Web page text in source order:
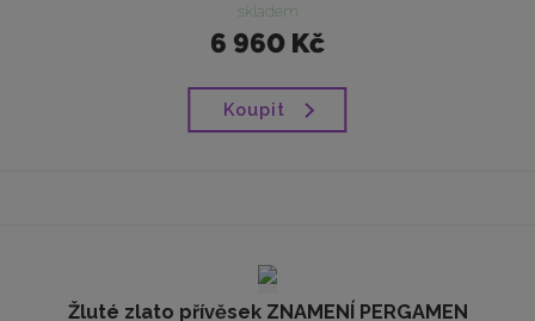
skladem
6 960 Kč
Koupit
Žluté zlato přívěsek ZNAMENÍ PERGAMEN